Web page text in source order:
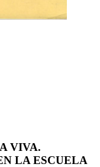
VIVA.
LA ESCUELA